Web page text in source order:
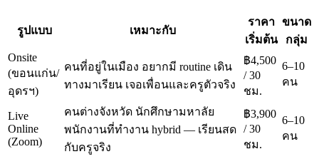
รูปแบบ เหมาะกับ
ราคา
เริ่มต้น
ขนาด
กลุ่ม
Onsite
(ขอนแก่น/
อุดรฯ)
คนที่อยู่ในเมือง อยากมี routine เดิน
ทางมาเรียน เจอเพื่อนและครูตัวจริง
฿4,500
/ 30
ชม.
6–10
คน
Live
Online
(Zoom)
คนต่างจังหวัด นักศึกษามหาลัย
พนักงานที่ทำงาน hybrid — เรียนสด
กับครูจริง
฿3,900
/ 30
ชม.
6–10
คน